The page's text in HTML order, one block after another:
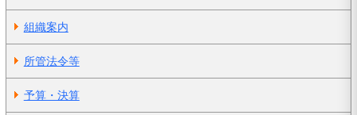
組織案内
所管法令等
予算・決算